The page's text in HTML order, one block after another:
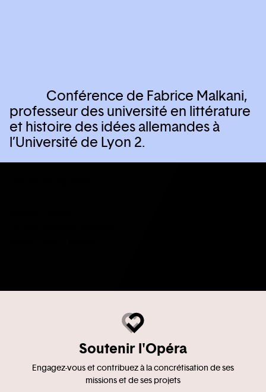
Conférence de Fabrice Malkani,
professeur des université en littérature
et histoire des idées allemandes à
l’Université de Lyon 2.
Soutenir l'Opéra
Engagez-vous et contribuez à la concrétisation de ses
missions et de ses projets